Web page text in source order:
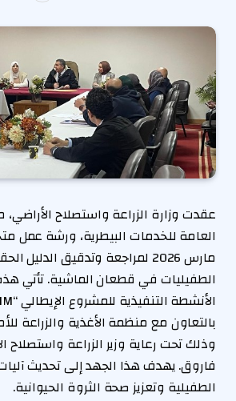
عقدت وزارة الزراعة واستصلاح
مارس 2026 لمراجعة وتدقيق
الطفيليات في قطعان الماشية. تأتي
بالتعاون مع منظمة الأغذية والزراعة
وذلك تحت رعاية وزير الزراعة واستصلاح
فاروق. يهدف هذا الجهد إلى تحديث
الطفيلية وتعزيز صحة الثروة الحيوانية.